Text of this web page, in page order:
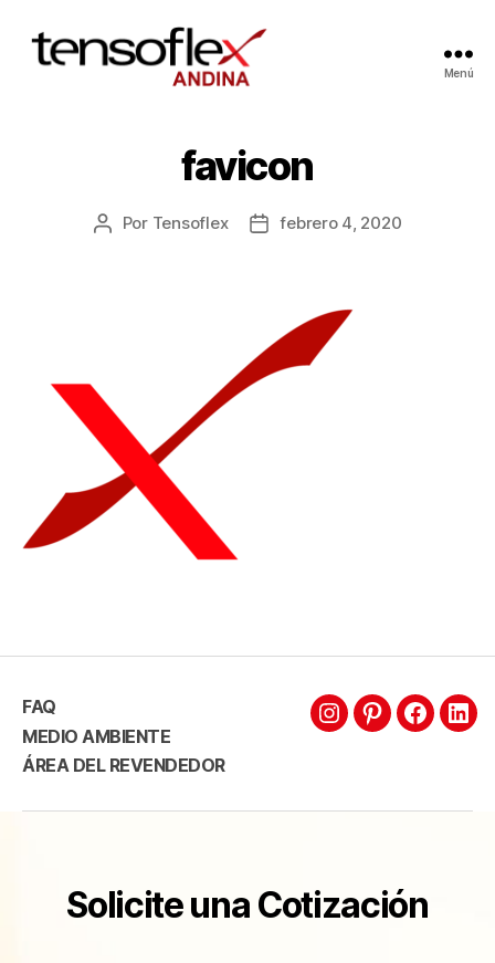
Menú
favicon
Por Tensoflex febrero 4, 2020
FAQ
MEDIO AMBIENTE
ÁREA DEL REVENDEDOR
Solicite una Cotización